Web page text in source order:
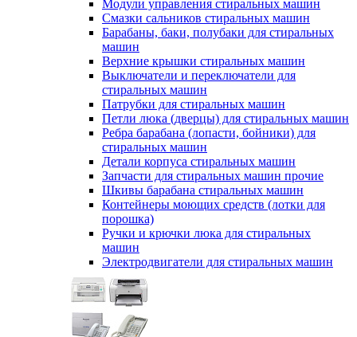
Модули управления стиральных машин
Смазки сальников стиральных машин
Барабаны, баки, полубаки для стиральных
машин
Верхние крышки стиральных машин
Выключатели и переключатели для
стиральных машин
Патрубки для стиральных машин
Петли люка (дверцы) для стиральных машин
Ребра барабана (лопасти, бойники) для
стиральных машин
Детали корпуса стиральных машин
Запчасти для стиральных машин прочие
Шкивы барабана стиральных машин
Контейнеры моющих средств (лотки для
порошка)
Ручки и крючки люка для стиральных
машин
Электродвигатели для стиральных машин